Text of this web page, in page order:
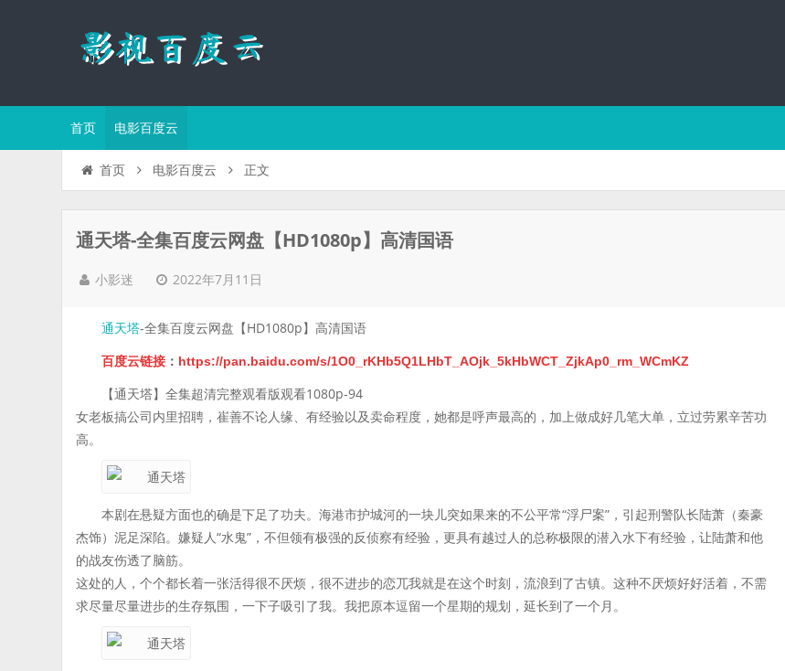
首页 电影百度云
首页 电影百度云 正文
通天塔-全集百度云网盘【HD1080p】高清国语
小影迷 2022年7月11日
通天塔-全集百度云网盘【HD1080p】高清国语
百度云链接 ： https://pan.baidu.com/s/1O0_rKHb5Q1LHbT_AOjk_5kHbWCT_ZjkAp0_rm_WCmKZ
【通天塔】全集超清完整观看版观看1080p-94
女老板搞公司内里招聘，崔善不论人缘、有经验以及卖命程度，她都是呼声最高的，加上做成好几笔大单，立过劳累辛苦功
高。
本剧在悬疑方面也的确是下足了功夫。海港市护城河的一块儿突如果来的不公平常“浮尸案”，引起刑警队长陆萧（秦豪
杰饰）泥足深陷。嫌疑人“水鬼”，不但领有极强的反侦察有经验，更具有越过人的总称极限的潜入水下有经验，让陆萧和他
的战友伤透了脑筋。
这处的人，个个都长着一张活得很不厌烦，很不进步的恋兀我就是在这个时刻，流浪到了古镇。这种不厌烦好好活着，不需
求尽量尽量进步的生存氛围，一下子吸引了我。我把原本逗留一个星期的规划，延长到了一个月。